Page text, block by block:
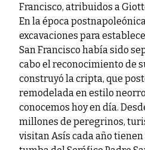
Francisco, atribuidos a
En la época
excavaciones para
San Francisco había sido
cabo el reconocimiento de
construyó la cripta, que
remodelada en estilo
conocemos hoy en día.
millones de peregrinos,
visitan Asís cada año tienen